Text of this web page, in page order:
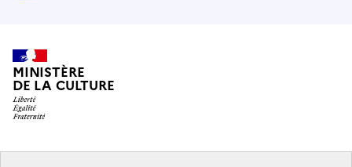
MINISTÈRE
DE LA CULTURE